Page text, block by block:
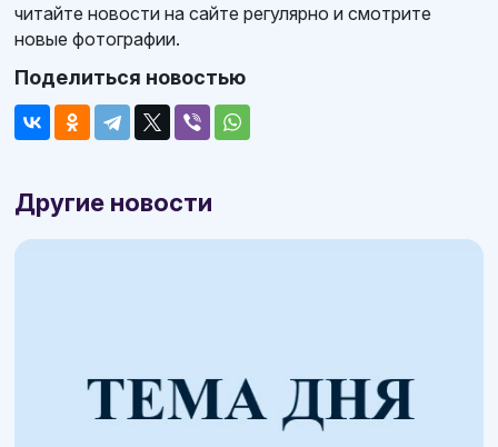
читайте новости на сайте регулярно и смотрите
новые фотографии.
Поделиться новостью
Другие новости